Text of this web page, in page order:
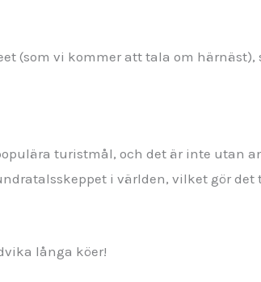
(som vi kommer att tala om
turistmål, och det är inte utan
i världen, vilket gör det
långa köer!